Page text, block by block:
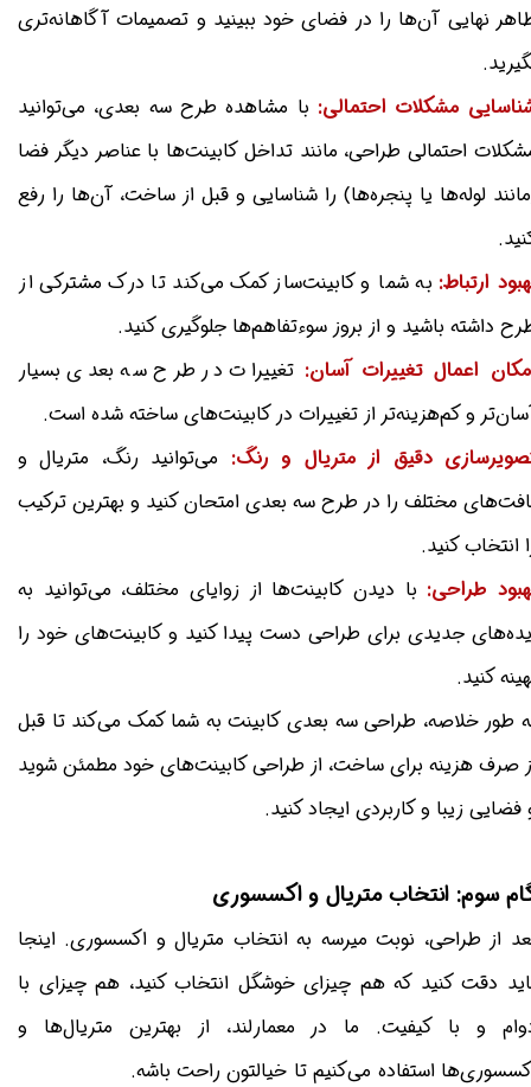
نهایی آن‌ها را در فضای خود ببینید و تصمیمات آگاهانه‌تری
مشکلات احتمالی: با مشاهده طرح سه بعدی، می‌توانید
احتمالی طراحی، مانند تداخل کابینت‌ها با عناصر دیگر فضا
لوله‌ها یا پنجره‌ها) را شناسایی و قبل از ساخت، آن‌ها را رفع
ارتباط: به شما و کابینت‌ساز کمک می‌کند تا درک مشترکی از
داشته باشید و از بروز سوءتفاهم‌ها جلوگیری کنید.
اعمال تغییرات آسان:تغییرات در طرح سه بعدی بسیار
و کم‌هزینه‌تر از تغییرات در کابینت‌های ساخته شده است.
دقیق از متریال و رنگ: می‌توانید رنگ، متریال و
مختلف را در طرح سه بعدی امتحان کنید و بهترین ترکیب
انتخاب کنید.
طراحی: با دیدن کابینت‌ها از زوایای مختلف، می‌توانید به
جدیدی برای طراحی دست پیدا کنید و کابینت‌های خود را
کنید.
طور خلاصه، طراحی سه بعدی کابینت به شما کمک می‌کند تا قبل
صرف هزینه برای ساخت، از طراحی کابینت‌های خود مطمئن شوید
فضایی زیبا و کاربردی ایجاد کنید.
سوم: انتخاب متریال و اکسسوری
از طراحی، نوبت میرسه به انتخاب متریال و اکسسوری. اینجا
دقت کنید که هم چیزای خوشگل انتخاب کنید، هم چیزای با
و با کیفیت. ما در معمارلند، از بهترین متریال‌ها و
استفاده می‌کنیم تا خیالتون راحت باشه.